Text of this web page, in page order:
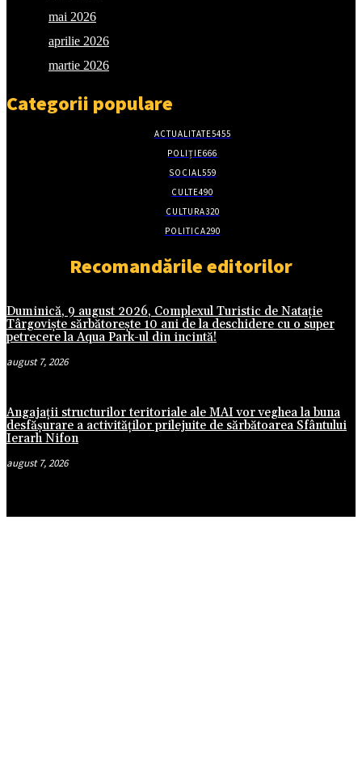
mai 2026
aprilie 2026
martie 2026
Categorii populare
ACTUALITATE5455
POLIȚIE666
SOCIAL 559
CULTE490
CULTURA320
POLITICA290
Recomandările editorilor
Duminică, 9 august 2026, Complexul Turistic de Natație
Târgoviște sărbătorește 10 ani de la deschidere cu o super
petrecere la Aqua Park-ul din incintă!
august 7, 2026
Angajații structurilor teritoriale ale MAI vor veghea la buna
desfășurare a activităților prilejuite de sărbătoarea Sfântului
Ierarh Nifon
august 7, 2026